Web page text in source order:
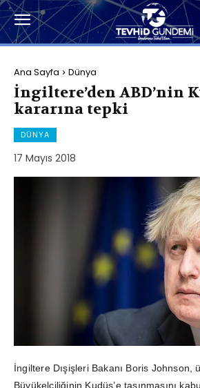
Ana Sayfa Dünya
İngiltere’den ABD’nin
kararına tepki
DÜNYA
17 Mayıs 2018
İngiltere Dışişleri Bakanı Boris Johnson,
Büyükelçiliğinin Kudüs’e taşınmasını